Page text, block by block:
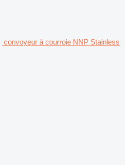
convoyeur à courroie NNP Stainless